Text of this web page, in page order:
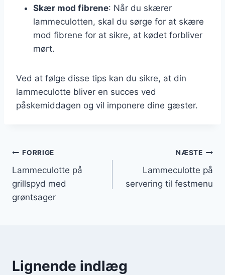
Skær mod fibrene: Når du skærer
lammeculotten, skal du sørge for at skære
mod fibrene for at sikre, at kødet forbliver
mørt.
Ved at følge disse tips kan du sikre, at din
lammeculotte bliver en succes ved
påskemiddagen og vil imponere dine gæster.
Indlægsnavigation
FORRIGE
Lammeculotte på
grillspyd med
grøntsager
NÆSTE
Lammeculotte på
servering til festmenu
Lignende indlæg